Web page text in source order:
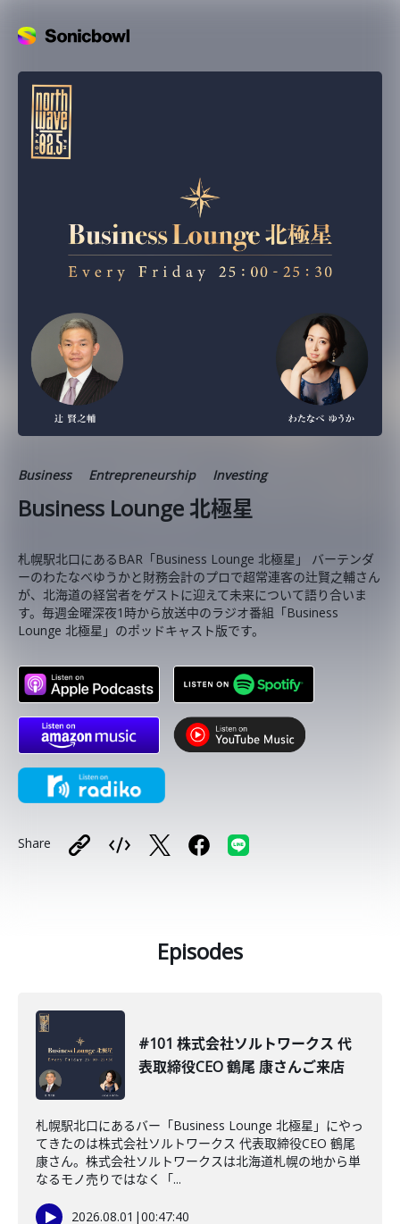
Business Entrepreneurship Investing
Business Lounge 北極星
札幌駅北口にあるBAR「Business Lounge 北極星」 バーテンダ
ーのわたなべゆうかと財務会計のプロで超常連客の辻賢之輔さん
が、北海道の経営者をゲストに迎えて未来について語り合いま
す。毎週金曜深夜1時から放送中のラジオ番組「Business
Lounge 北極星」のポッドキャスト版です。
Share
Episodes
#101 株式会社ソルトワークス 代
表取締役CEO 鶴尾 康さんご来店
札幌駅北口にあるバー「Business Lounge 北極星」にやっ
てきたのは株式会社ソルトワークス 代表取締役CEO 鶴尾
康さん。株式会社ソルトワークスは北海道札幌の地から単
なるモノ売りではなく「...
2026.08.01 |00:47:40